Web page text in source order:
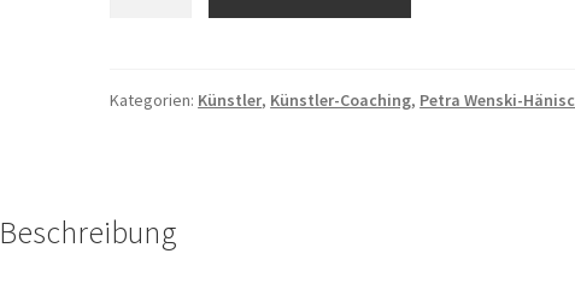
Kategorien: Künstler, Künstler-Coaching, Petra Wenski-
Beschreibung